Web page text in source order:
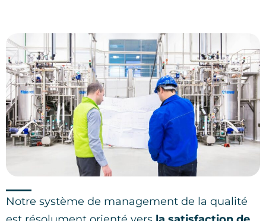
Notre système de management de la qualité